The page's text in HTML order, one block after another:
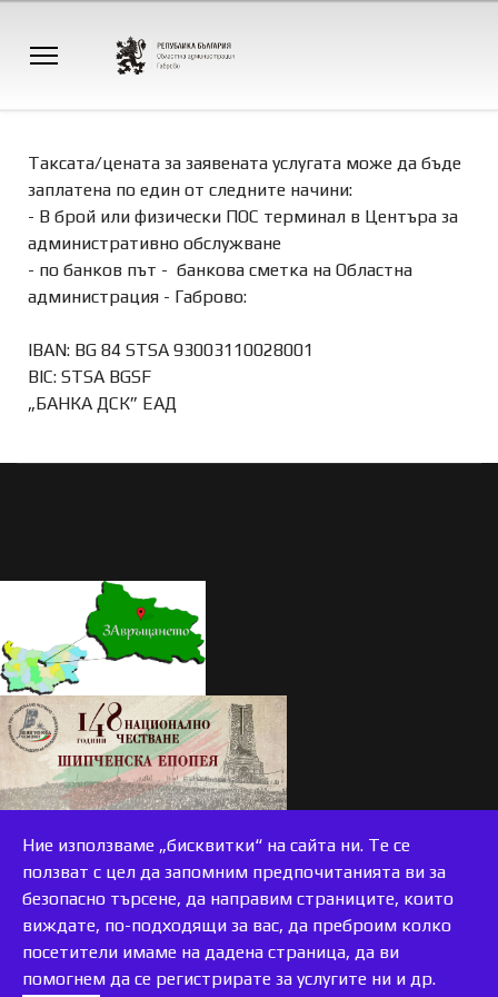
Таксата/цената за заявената услугата може да бъде
заплатена по един от следните начини:
- В брой или физически ПОС терминал в Центъра за
административно обслужване
- по банков път - банкова сметка на Областна
администрация - Габрово:
IBAN: BG 84 STSA 93003110028001
BIC: STSA BGSF
„БАНКА ДСК” ЕАД
Ние използваме „бисквитки“ на сайта ни. Те се
ползват с цел да запомним предпочитанията ви за
безопасно търсене, да направим страниците, които
виждате, по-подходящи за вас, да преброим колко
посетители имаме на дадена страница, да ви
помогнем да се регистрирате за услугите ни и др.
accessible